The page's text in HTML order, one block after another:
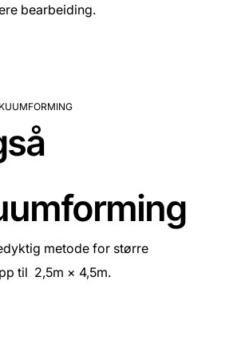
bearbeiding.
metode for større
til 2,5m × 4,5m.